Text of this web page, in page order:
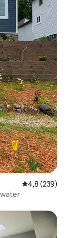
Note
4,8 (239)